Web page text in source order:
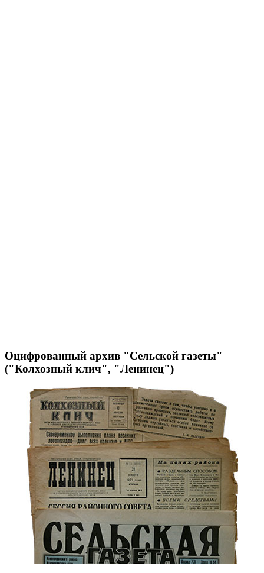
Оцифрованный архив "Сельской газеты"
("Колхозный клич", "Ленинец")